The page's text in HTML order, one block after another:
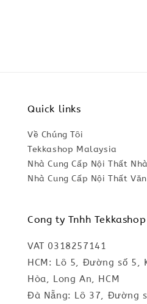
Quick links
Về Chúng Tôi
Tekkashop Malaysia
Nhà Cung Cấp Nội Thất
Nhà Cung Cấp Nội Thất
Cong ty Tnhh
VAT 0318257141
HCM: Lô 5, Đường số 5,
Hòa, Long An, HCM
Đà Nẵng: Lô 37, Đường